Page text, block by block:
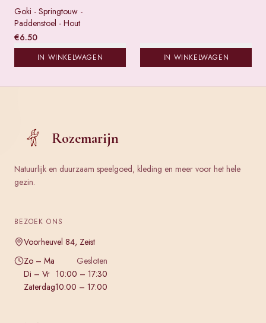
Goki - Springtouw -
Paddenstoel - Hout
€6.50
IN WINKELWAGEN IN WINKELWAGEN
Rozemarijn
Natuurlijk en duurzaam speelgoed, kleding en meer voor het hele
gezin.
BEZOEK ONS
Voorheuvel 84, Zeist
Zo – Ma
Gesloten
Di – Vr 10:00 – 17:30
Zaterdag10:00 – 17:00